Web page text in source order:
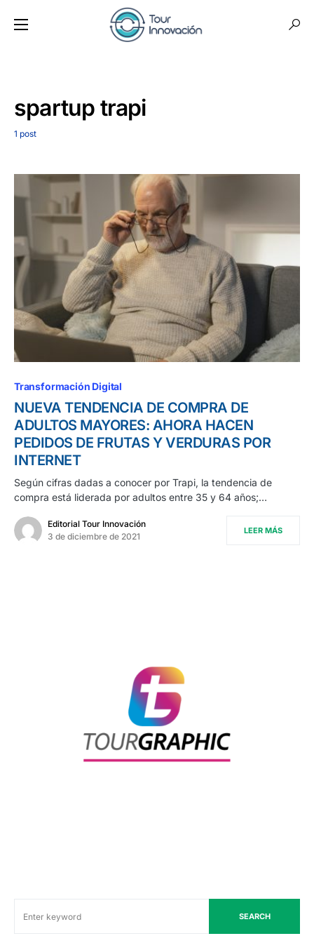
spartup trapi
1 post
Transformación Digital
NUEVA TENDENCIA DE COMPRA DE
ADULTOS MAYORES: AHORA HACEN
PEDIDOS DE FRUTAS Y VERDURAS POR
INTERNET
Según cifras dadas a conocer por Trapi, la tendencia de
compra está liderada por adultos entre 35 y 64 años;…
Editorial Tour Innovación
3 de diciembre de 2021
LEER MÁS
SEARCH